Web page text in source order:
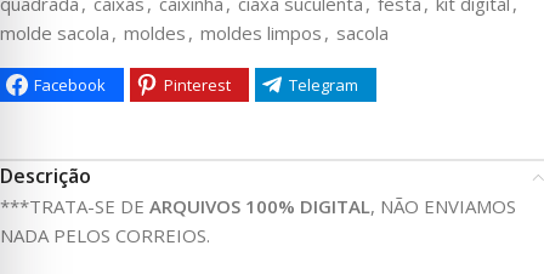
molde sacola , moldes , moldes limpos , sacola
Facebook Pinterest Telegram
Descrição
***TRATA-SE DE ARQUIVOS 100% DIGITAL, NÃO ENVIAMOS
NADA PELOS CORREIOS.